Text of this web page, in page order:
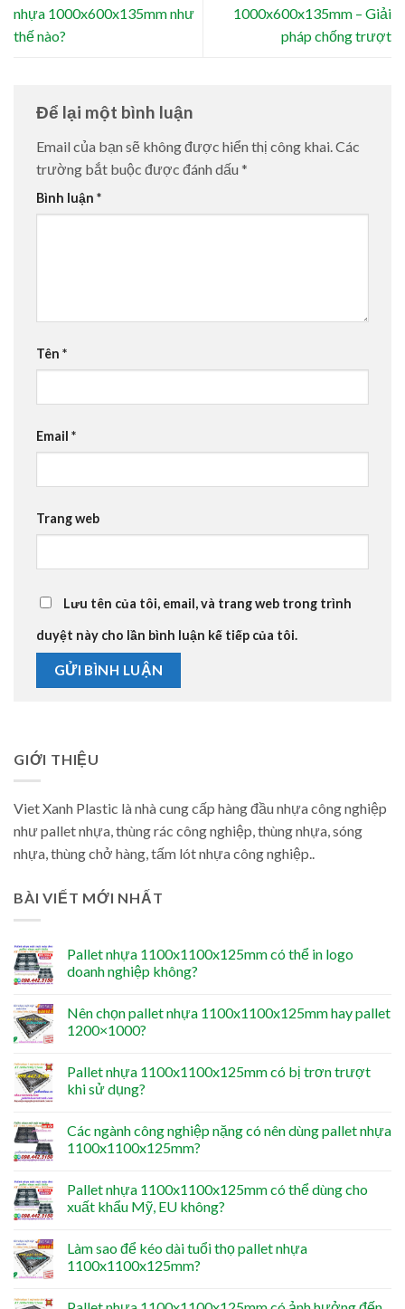
nhựa 1000x600x135mm như
thế nào?
1000x600x135mm – Giải
pháp chống trượt
Để lại một bình luận
Email của bạn sẽ không được hiển thị công khai. Các
trường bắt buộc được đánh dấu *
Bình luận *
Tên *
Email *
Trang web
Lưu tên của tôi, email, và trang web trong trình
duyệt này cho lần bình luận kế tiếp của tôi.
GIỚI THIỆU
Viet Xanh Plastic là nhà cung cấp hàng đầu nhựa công nghiệp
như pallet nhựa, thùng rác công nghiệp, thùng nhựa, sóng
nhựa, thùng chở hàng, tấm lót nhựa công nghiệp..
BÀI VIẾT MỚI NHẤT
Pallet nhựa 1100x1100x125mm có thể in logo
doanh nghiệp không?
Nên chọn pallet nhựa 1100x1100x125mm hay pallet
1200×1000?
Pallet nhựa 1100x1100x125mm có bị trơn trượt
khi sử dụng?
Các ngành công nghiệp nặng có nên dùng pallet nhựa
1100x1100x125mm?
Pallet nhựa 1100x1100x125mm có thể dùng cho
xuất khẩu Mỹ, EU không?
Làm sao để kéo dài tuổi thọ pallet nhựa
1100x1100x125mm?